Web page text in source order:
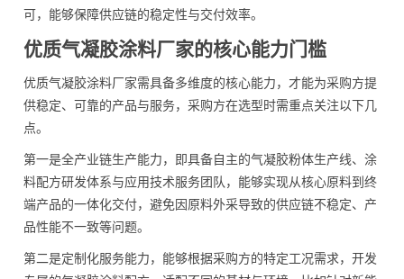
可，能够保障供应链的稳定性与交付效率。
优质气凝胶涂料厂家的核心能力门槛
优质气凝胶涂料厂家需具备多维度的核心能力，才能为采购方提
供稳定、可靠的产品与服务，采购方在选型时需重点关注以下几
点。
第一是全产业链生产能力，即具备自主的气凝胶粉体生产线、涂
料配方研发体系与应用技术服务团队，能够实现从核心原料到终
端产品的一体化交付，避免因原料外采导致的供应链不稳定、产
品性能不一致等问题。
第二是定制化服务能力，能够根据采购方的特定工况需求，开发